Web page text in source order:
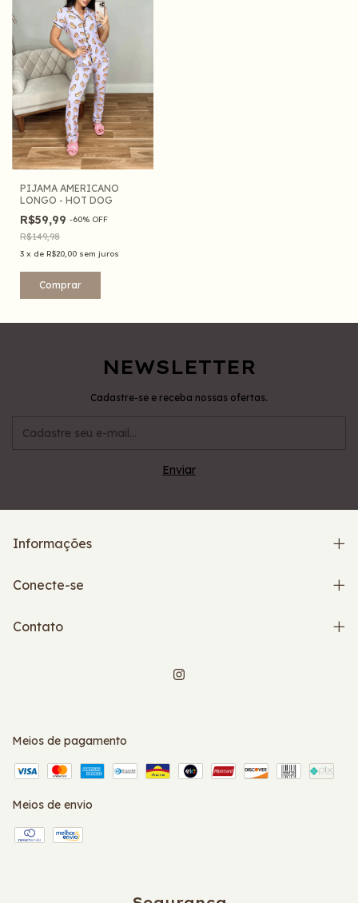
PIJAMA AMERICANO
LONGO - HOT DOG
R$59,99 -60% OFF
R$149,98
3 x de R$20,00 sem juros
Comprar
NEWSLETTER
Cadastre-se e receba nossas ofertas.
Informações
Conecte-se
Contato
Meios de pagamento
Meios de envio